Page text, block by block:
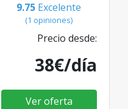
9.75 Excelente
(1 opiniones)
Precio desde:
38€/día
Ver oferta